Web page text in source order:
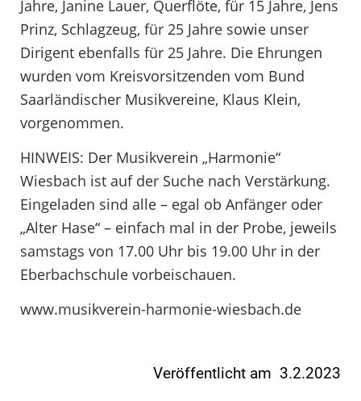
Jahre, Janine Lauer, Querflöte, für 15 Jahre, Jens
Prinz, Schlagzeug, für 25 Jahre sowie unser
Dirigent ebenfalls für 25 Jahre. Die Ehrungen
wurden vom Kreisvorsitzenden vom Bund
Saarländischer Musikvereine, Klaus Klein,
vorgenommen.
HINWEIS: Der Musikverein „Harmonie“
Wiesbach ist auf der Suche nach Verstärkung.
Eingeladen sind alle – egal ob Anfänger oder
„Alter Hase“ – einfach mal in der Probe, jeweils
samstags von 17.00 Uhr bis 19.00 Uhr in der
Eberbachschule vorbeischauen.
www.musikverein-harmonie-wiesbach.de
Veröffentlicht am 3.2.2023